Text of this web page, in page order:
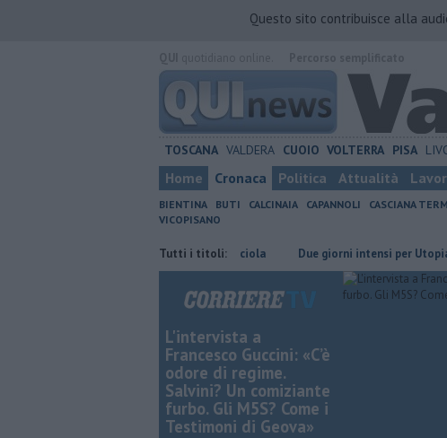
Questo sito contribuisce alla
TOSCANA VALDERA CUOIO VOLTERRA PISA
Home Cronaca Politica Attualità
BIENTINA BUTI CALCINAIA CAPANNOLI CASCIANA
VICOPISANO
Tutti i titoli:
Il grande ciclismo si corre a Terricciola Due giorni intensi per Utopia del
L'intervista a
Francesco Guccini: «C’è
odore di regime.
Salvini? Un comiziante
furbo. Gli M5S? Come i
Testimoni di Geova»